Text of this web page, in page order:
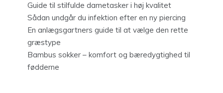
Guide til stilfulde dametasker i høj kvalitet
Sådan undgår du infektion efter en ny piercing
En anlægsgartners guide til at vælge den rette
græstype
Bambus sokker – komfort og bæredygtighed til
fødderne